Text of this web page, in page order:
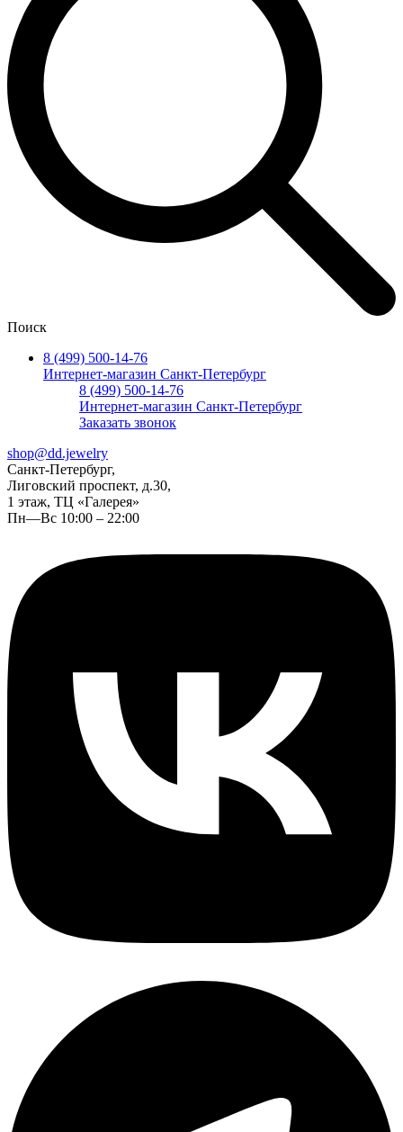
Поиск
8 (499) 500-14-76
Интернет-магазин Санкт-Петербург
8 (499) 500-14-76
Интернет-магазин Санкт-Петербург
Заказать звонок
shop@dd.jewelry
Санкт-Петербург,
Лиговский проспект, д.30,
1 этаж, ТЦ «Галерея»
Пн—Вс 10:00 – 22:00